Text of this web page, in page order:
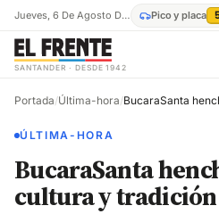
Jueves, 6 De Agosto De 2026 Pico y placa
SANTANDER · DESDE 1942
Portada/Última-hora/
ÚLTIMA-HORA
BucaraSanta
cultura y tradición